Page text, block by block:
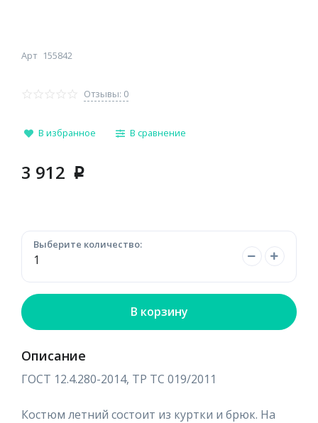
Арт 155842
Отзывы: 0
В избранное В сравнение
3 912 p
Выберите количество:
В корзину
Описание
ГОСТ 12.4.280-2014, ТР ТС 019/2011
Костюм летний состоит из куртки и брюк. На